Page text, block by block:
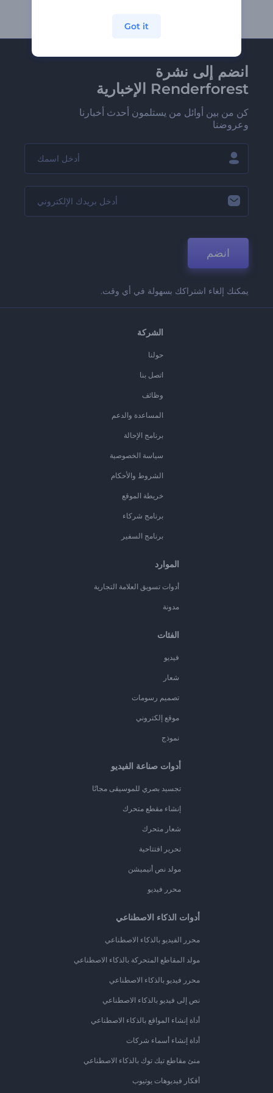
انضم إلى نشرة
Renderforest الإخبارية
كن من بين أوائل من يستلمون أحدث أخبارنا
وعروضنا
انضم
يمكنك إلغاء اشتراكك بسهولة في أي وقت.
الشركة
حولنا
اتصل بنا
وظائف
المساعدة والدعم
برنامج الإحالة
سياسة الخصوصية
الشروط والأحكام
خريطة الموقع
برنامج شركاء
برنامج السفير
الموارد
أدوات تسويق العلامة التجارية
مدونة
الفئات
فيديو
شعار
تصميم رسومات
موقع إلكتروني
نموذج
أدوات صناعة الفيديو
تجسيد بصري للموسيقى مجانًا
إنشاء مقطع متحرك
شعار متحرك
تحرير افتتاحية
مولد نص أنيميشن
محرر فيديو
أدوات الذكاء الاصطناعي
محرر الفيديو بالذكاء الاصطناعي
مولد المقاطع المتحركة بالذكاء الاصطناعي
محرر فيديو بالذكاء الاصطناعي
نص إلى فيديو بالذكاء الاصطناعي
أداة إنشاء المواقع بالذكاء الاصطناعي
أداة إنشاء أسماء شركات
منئ مقاطع تيك توك بالذكاء الاصطناعي
أفكار فيديوهات يوتيوب
Got it